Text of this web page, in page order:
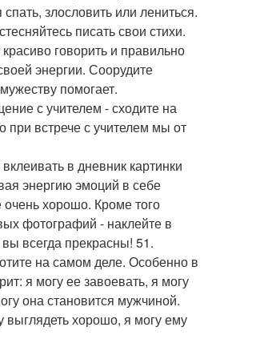
злословить или лениться.
писать свои стихи.
говорить и правильно
энергии. Соорудите
помогает.
с учителем - сходите на
при встрече с учителем мы от
в дневник картинки
энергию эмоций в себе
хорошо. Кроме того
фотографий - наклейте в
всегда прекрасны! 51.
на самом деле. Особенно в
я могу ее завоевать, я могу
она становится мужчиной.
выглядеть хорошо, я могу ему